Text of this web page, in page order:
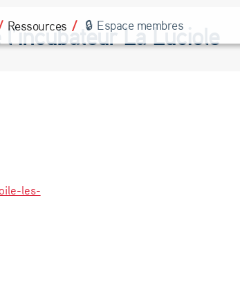
Ressources Espace membres
La Luciole
les-